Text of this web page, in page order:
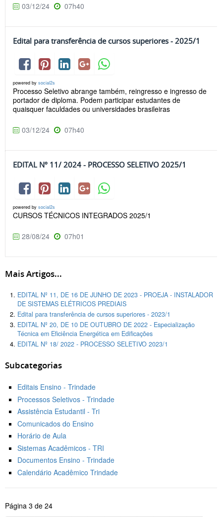
03/12/24 07h40
Edital para transferência de cursos superiores - 2025/1
powered by social2s
Processo Seletivo abrange também, reingresso e ingresso de
portador de diploma. Podem participar estudantes de
quaisquer faculdades ou universidades brasileiras
03/12/24 07h40
EDITAL Nº 11/ 2024 - PROCESSO SELETIVO 2025/1
powered by social2s
CURSOS TÉCNICOS INTEGRADOS 2025/1
28/08/24 07h01
Mais Artigos...
EDITAL Nº 11, DE 16 DE JUNHO DE 2023 - PROEJA - INSTALADOR
DE SISTEMAS ELÉTRICOS PREDIAIS
Edital para transferência de cursos superiores - 2023/1
EDITAL Nº 20, DE 10 DE OUTUBRO DE 2022 - Especialização
Técnica em Eficiência Energética em Edificações
EDITAL Nº 18/ 2022 - PROCESSO SELETIVO 2023/1
Subcategorias
Editais Ensino - Trindade
Processos Seletivos - Trindade
Assistência Estudantil - Tri
Comunicados do Ensino
Horário de Aula
Sistemas Acadêmicos - TRI
Documentos Ensino - Trindade
Calendário Acadêmico Trindade
Página 3 de 24